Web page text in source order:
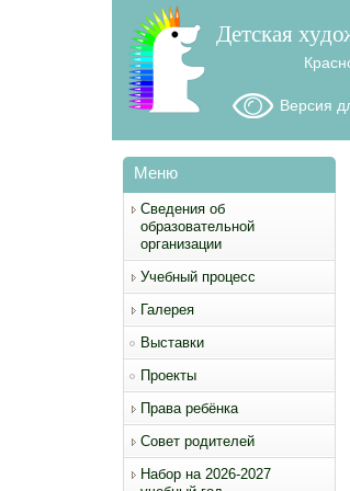
Детская
Версия
Меню
Сведения об
образовательной
организации
Учебный процесс
Галерея
Выставки
Проекты
Права ребёнка
Совет родителей
Набор на 2026-2027